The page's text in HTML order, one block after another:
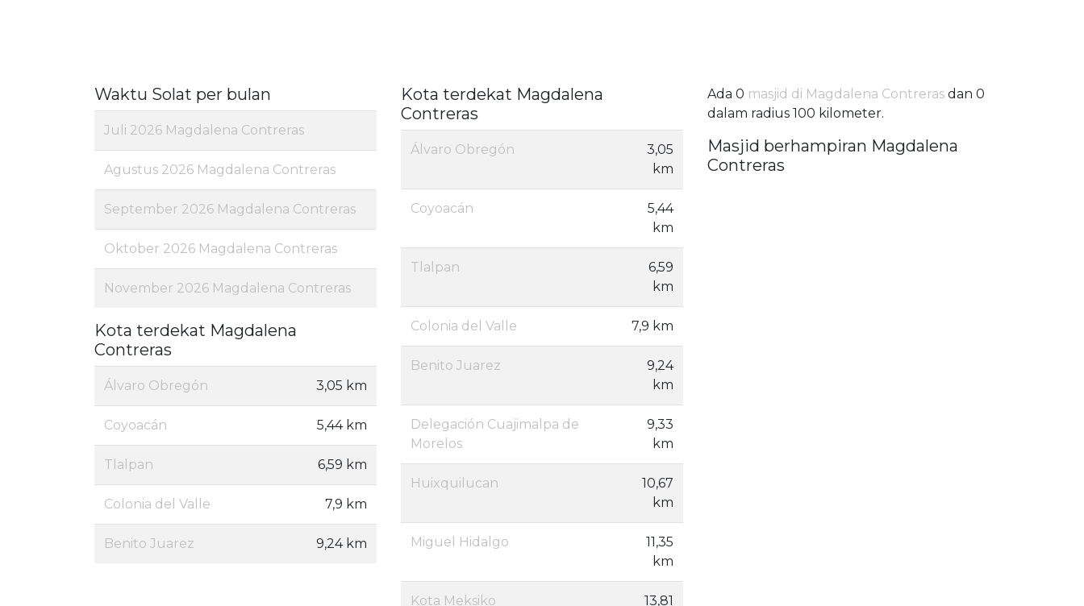
Waktu Solat per bulan
Juli 2026 Magdalena Contreras
Agustus 2026 Magdalena Contreras
September 2026 Magdalena Contreras
Oktober 2026 Magdalena Contreras
November 2026 Magdalena Contreras
Kota terdekat Magdalena
Contreras
Álvaro Obregón 3,05 km
Coyoacán 5,44 km
Tlalpan 6,59 km
Colonia del Valle 7,9 km
Benito Juarez 9,24 km
Kota terdekat Magdalena
Contreras
Álvaro Obregón
3,05
km
Coyoacán
5,44
km
Tlalpan
6,59
km
Colonia del Valle 7,9 km
Benito Juarez
9,24
km
Delegación Cuajimalpa de
Morelos
9,33
km
Huixquilucan
10,67
km
Miguel Hidalgo
11,35
km
Kota Meksiko 13,81
Ada 0 masjid di Magdalena Contreras dan 0
dalam radius 100 kilometer.
Masjid berhampiran Magdalena
Contreras